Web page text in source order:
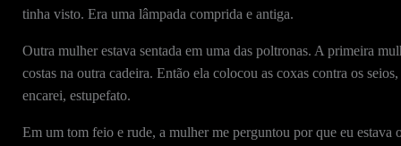
tinha visto. Era uma lâmpada comprida e antiga.
Outra mulher estava sentada em uma das poltronas. A primeira
costas na outra cadeira. Então ela colocou as coxas contra os
encarei, estupefato.
Em um tom feio e rude, a mulher me perguntou por que eu